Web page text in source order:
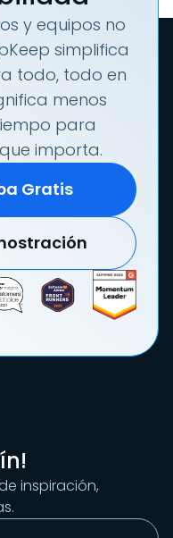
y equipos no
simplifica
todo, todo en
menos
para
importa.
Gratis
inspiración,